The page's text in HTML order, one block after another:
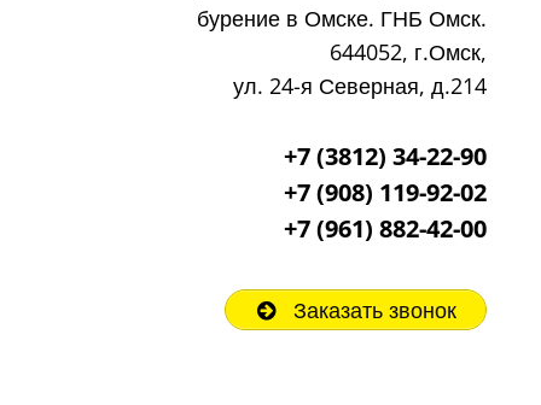
бурение в Омске. ГНБ Омск.
644052, г.Омск,
ул. 24-я Северная, д.214
+7 (3812) 34-22-90
+7 (908) 119-92-02
+7(961) 882-42-00
Заказать звонок